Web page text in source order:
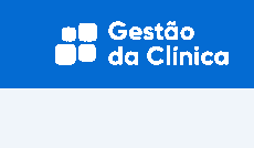
conteúdo